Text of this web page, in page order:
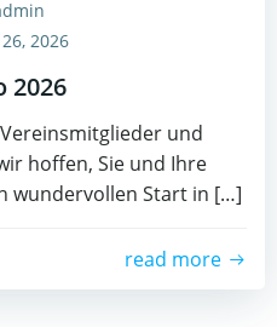
2026
2026
und
hoffen, Sie und Ihre
wundervollen Start in […]
read more